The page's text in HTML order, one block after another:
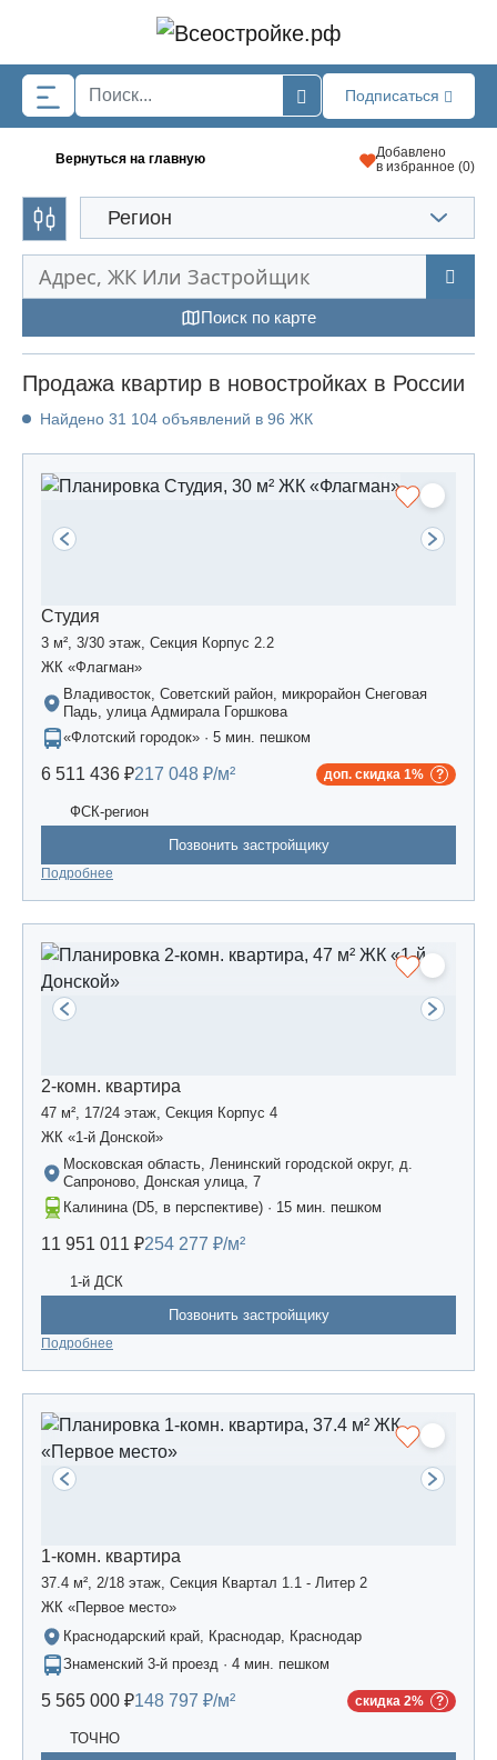
Подписаться
Вернуться на главную
Добавлено
в избранное (0)
Регион
Поиск по карте
Продажа квартир в новостройках в России
Найдено 31 104 объявлений в 96 ЖК
Студия
3 м², 3/30 этаж, Секция Корпус 2.2
ЖК «Флагман»
Владивосток, Советский район, микрорайон Снеговая
Падь, улица Адмирала Горшкова
«Флотский городок» · 5 мин. пешком
6 511 436 ₽217 048 ₽/м² доп. скидка 1%
ФСК-регион
Позвонить застройщику
Подробнее
2-комн. квартира
47 м², 17/24 этаж, Секция Корпус 4
ЖК «1-й Донской»
Московская область, Ленинский городской округ, д.
Сапроново, Донская улица, 7
Калинина (D5, в перспективе) · 15 мин. пешком
11 951 011 ₽254 277 ₽/м²
1-й ДСК
Позвонить застройщику
Подробнее
1-комн. квартира
37.4 м², 2/18 этаж, Секция Квартал 1.1 - Литер 2
ЖК «Первое место»
Краснодарский край, Краснодар, Краснодар
Знаменский 3-й проезд · 4 мин. пешком
5 565 000 ₽148 797 ₽/м² скидка 2%
ТОЧНО